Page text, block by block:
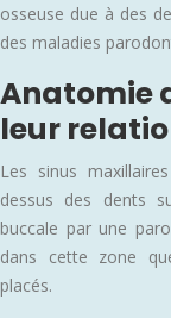
osseuse due à des
des maladies
Anatomie
leur
Les sinus
dessus des dents
buccale par une
dans cette zone
placés.